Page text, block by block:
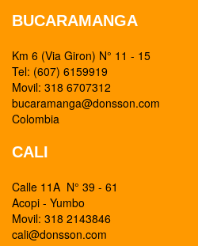
BUCARAMANGA
Km 6 (Via Giron) N° 11 - 15
Tel: (607) 6159919
Movil: 318 6707312
bucaramanga@donsson.com
Colombia
CALI
Calle 11A N° 39 - 61
Acopi - Yumbo
Movil: 318 2143846
cali@donsson.com